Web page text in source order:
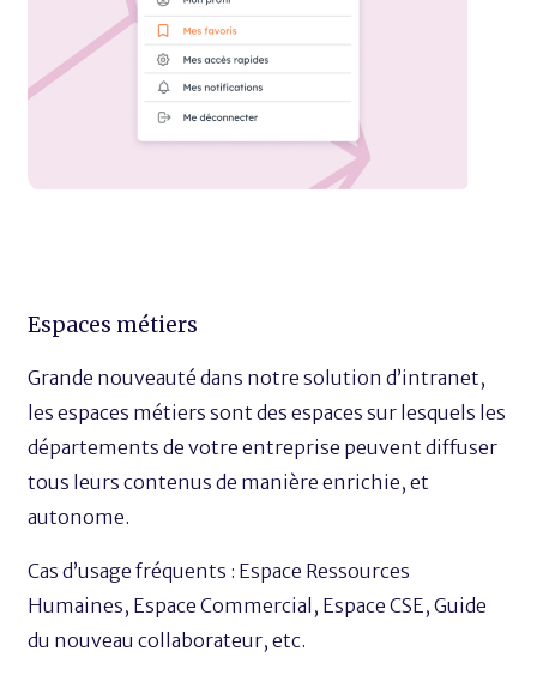
Espaces métiers
Grande nouveauté dans notre solution d’intranet,
les espaces métiers sont des espaces sur lesquels les
départements de votre entreprise peuvent diffuser
tous leurs contenus de manière enrichie, et
autonome.
Cas d’usage fréquents : Espace Ressources
Humaines, Espace Commercial, Espace CSE, Guide
du nouveau collaborateur, etc.